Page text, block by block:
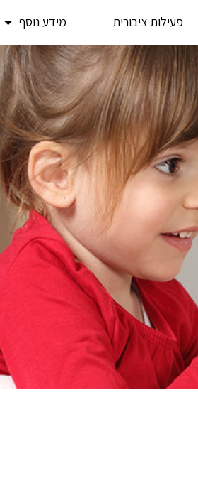
פעילות ציבורית מידע נוסף